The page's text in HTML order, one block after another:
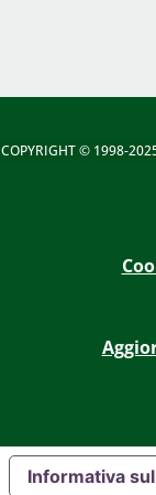
COPYRIGHT© 1998-2025
Informativa